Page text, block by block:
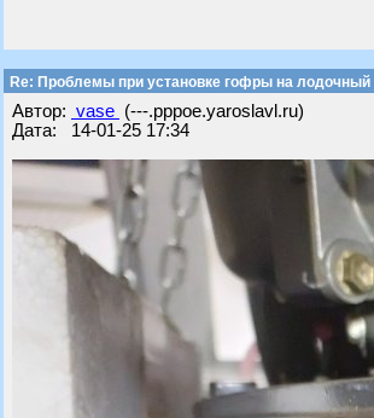
Re: Проблемы при установке гофры на лодочный
Автор: vase (---.pppoe.yaroslavl.ru)
Дата: 14-01-25 17:34